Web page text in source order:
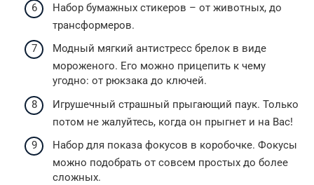
Набор бумажных стикеров – от животных, до
трансформеров.
Модный мягкий антистресс брелок в виде
мороженого. Его можно прицепить к чему
угодно: от рюкзака до ключей.
Игрушечный страшный прыгающий паук. Только
потом не жалуйтесь, когда он прыгнет и на Вас!
Набор для показа фокусов в коробочке. Фокусы
можно подобрать от совсем простых до более
сложных.